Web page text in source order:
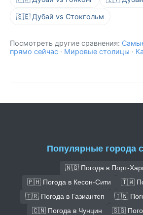
🇸🇪 Дубай vs Стокгольм
Посмотреть другие сравнения:
прямо сейчас · Мировые столицы ·
Популярные города
🇳🇬 Погода в Порт-
🇵🇭 Погода в Кесон-Сити
🇹🇼
🇹🇷 Погода в Газиантеп
🇮🇳
🇨🇳 Погода в Чунцин
🇸🇬